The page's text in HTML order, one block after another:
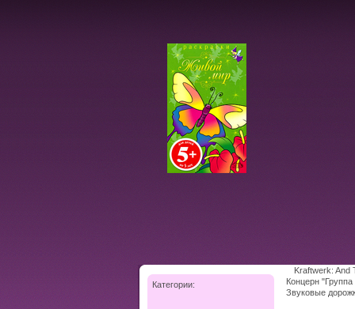
Категории:
Kraftwerk: And
Концерн
Звуковые